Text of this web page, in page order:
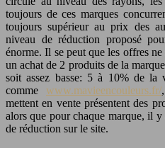
toujours de ces marques
toujours supérieur au prix des
niveau de réduction proposé
énorme. Il se peut que les offres
un achat de 2 produits de la
soit assez basse: 5 à 10% de la
comme www.mavieencouleurs.fr/
mettent en vente présentent des
alors que pour chaque marque, il
de réduction sur le site.